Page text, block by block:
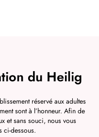
du Heilig
réservé aux adultes
sont à l’honneur. Afin de
et sans souci, nous vous
ci-dessous.